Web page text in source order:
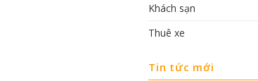
Khách sạn
Thuê xe
Tin tức mới